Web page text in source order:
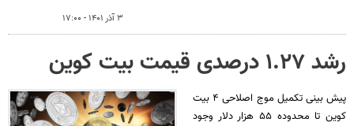
۳ آذر ۱۴۰۱ - ۱۷:۰۰
رشد ۱.۲۷ درصدی قیمت بیت کوین
پیش بینی تکمیل موج اصلاحی ۴ بیت
کوین تا محدوده ۵۵ هزار دلار وجود